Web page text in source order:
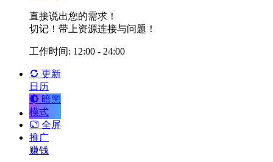
直接说出您的需求！
切记！带上资源连接与问题！
工作时间: 12:00 - 24:00
更新
日历
暗黑
模式
全屏
推广
赚钱